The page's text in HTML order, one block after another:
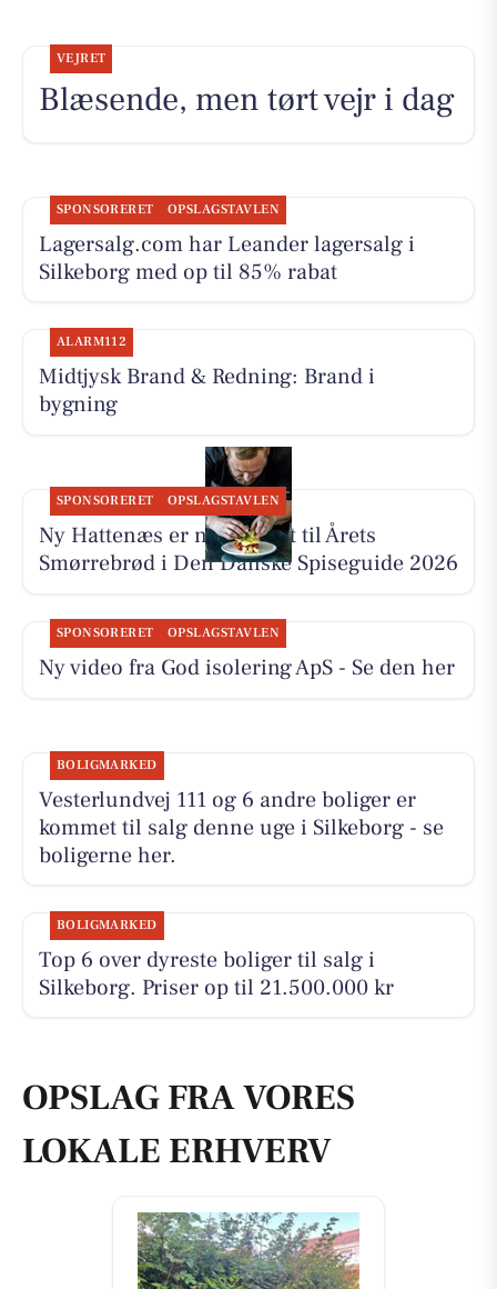
VEJRET
Blæsende, men tørt vejr i dag
SPONSORERET OPSLAGSTAVLEN
Lagersalg.com har Leander lagersalg i
Silkeborg med op til 85% rabat
ALARM112
Midtjysk Brand & Redning: Brand i
bygning
SPONSORERET OPSLAGSTAVLEN
Ny Hattenæs er nomineret til Årets
Smørrebrød i Den Danske Spiseguide 2026
SPONSORERET OPSLAGSTAVLEN
Ny video fra God isolering ApS - Se den her
BOLIGMARKED
Vesterlundvej 111 og 6 andre boliger er
kommet til salg denne uge i Silkeborg - se
boligerne her.
BOLIGMARKED
Top 6 over dyreste boliger til salg i
Silkeborg. Priser op til 21.500.000 kr
OPSLAG FRA VORES
LOKALE ERHVERV